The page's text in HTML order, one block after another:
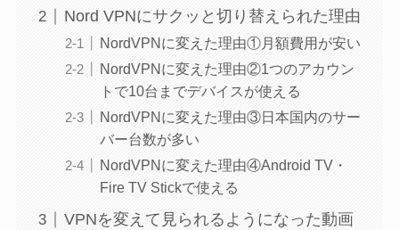
Nord VPNにサクッと切り替えられた理由
NordVPNに変えた理由①月額費用が安い
NordVPNに変えた理由②1つのアカウン
トで10台までデバイスが使える
NordVPNに変えた理由③日本国内のサー
バー台数が多い
NordVPNに変えた理由④Android TV・
Fire TV Stickで使える
VPNを変えて見られるようになった動画